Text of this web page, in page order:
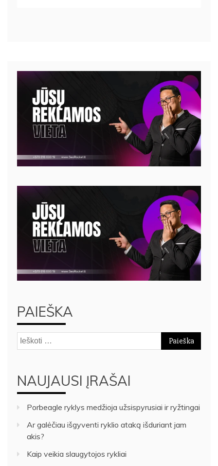
PAIEŠKA
Ieškoti:
NAUJAUSI ĮRAŠAI
Porbeagle ryklys medžioja užsispyrusiai ir ryžtingai
Ar galėčiau išgyventi ryklio ataką išduriant jam
akis?
Kaip veikia slaugytojos rykliai